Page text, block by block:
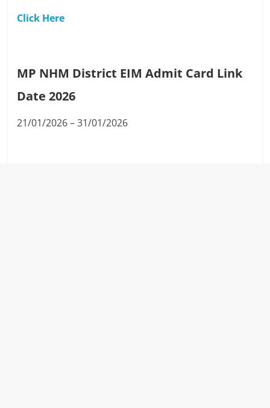
Click Here
MP NHM District EIM Admit Card Link
Date 2026
21/01/2026 – 31/01/2026